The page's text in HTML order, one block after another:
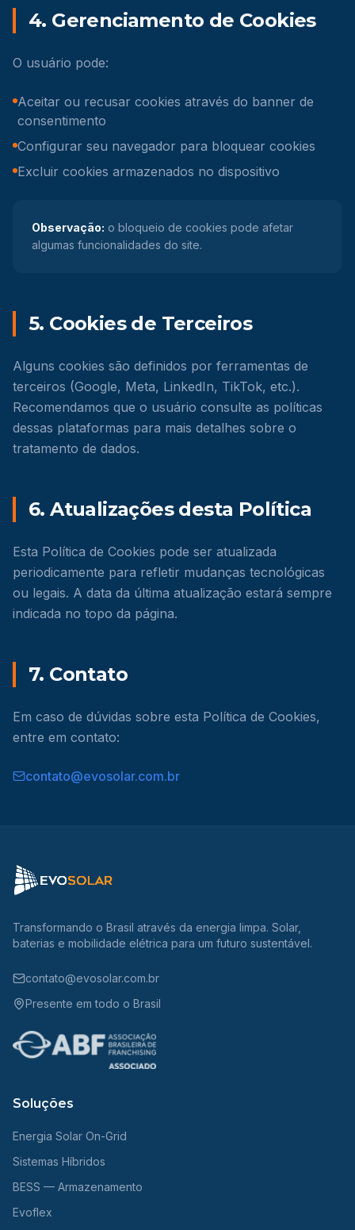
4. Gerenciamento de Cookies
O usuário pode:
Aceitar ou recusar cookies através do banner de
consentimento
Configurar seu navegador para bloquear cookies
Excluir cookies armazenados no dispositivo
Observação: o bloqueio de cookies pode afetar
algumas funcionalidades do site.
5. Cookies de Terceiros
Alguns cookies são definidos por ferramentas de
terceiros (Google, Meta, LinkedIn, TikTok, etc.).
Recomendamos que o usuário consulte as políticas
dessas plataformas para mais detalhes sobre o
tratamento de dados.
6. Atualizações desta Política
Esta Política de Cookies pode ser atualizada
periodicamente para refletir mudanças tecnológicas
ou legais. A data da última atualização estará sempre
indicada no topo da página.
7. Contato
Em caso de dúvidas sobre esta Política de Cookies,
entre em contato:
contato@evosolar.com.br
Transformando o Brasil através da energia limpa. Solar,
baterias e mobilidade elétrica para um futuro sustentável.
contato@evosolar.com.br
Presente em todo o Brasil
Soluções
Energia Solar On-Grid
Sistemas Híbridos
BESS — Armazenamento
Evoflex